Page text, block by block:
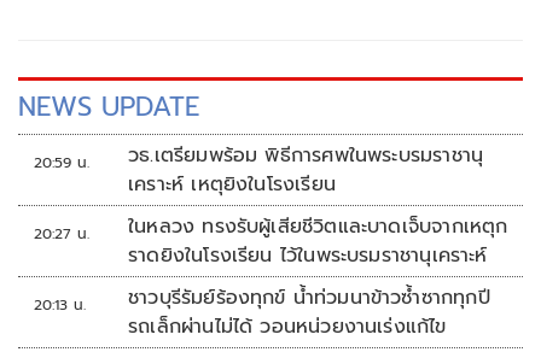
NEWS UPDATE
20:59 น.
วธ.เตรียมพร้อม พิธีการศพในพระบรมราชานุ
เคราะห์ เหตุยิงในโรงเรียน
20:27 น.
ในหลวง ทรงรับผู้เสียชีวิตและบาดเจ็บจากเหตุก
ราดยิงในโรงเรียน ไว้ในพระบรมราชานุเคราะห์
20:13 น.
ชาวบุรีรัมย์ร้องทุกข์ น้ำท่วมนาข้าวซ้ำซากทุกปี
รถเล็กผ่านไม่ได้ วอนหน่วยงานเร่งแก้ไข